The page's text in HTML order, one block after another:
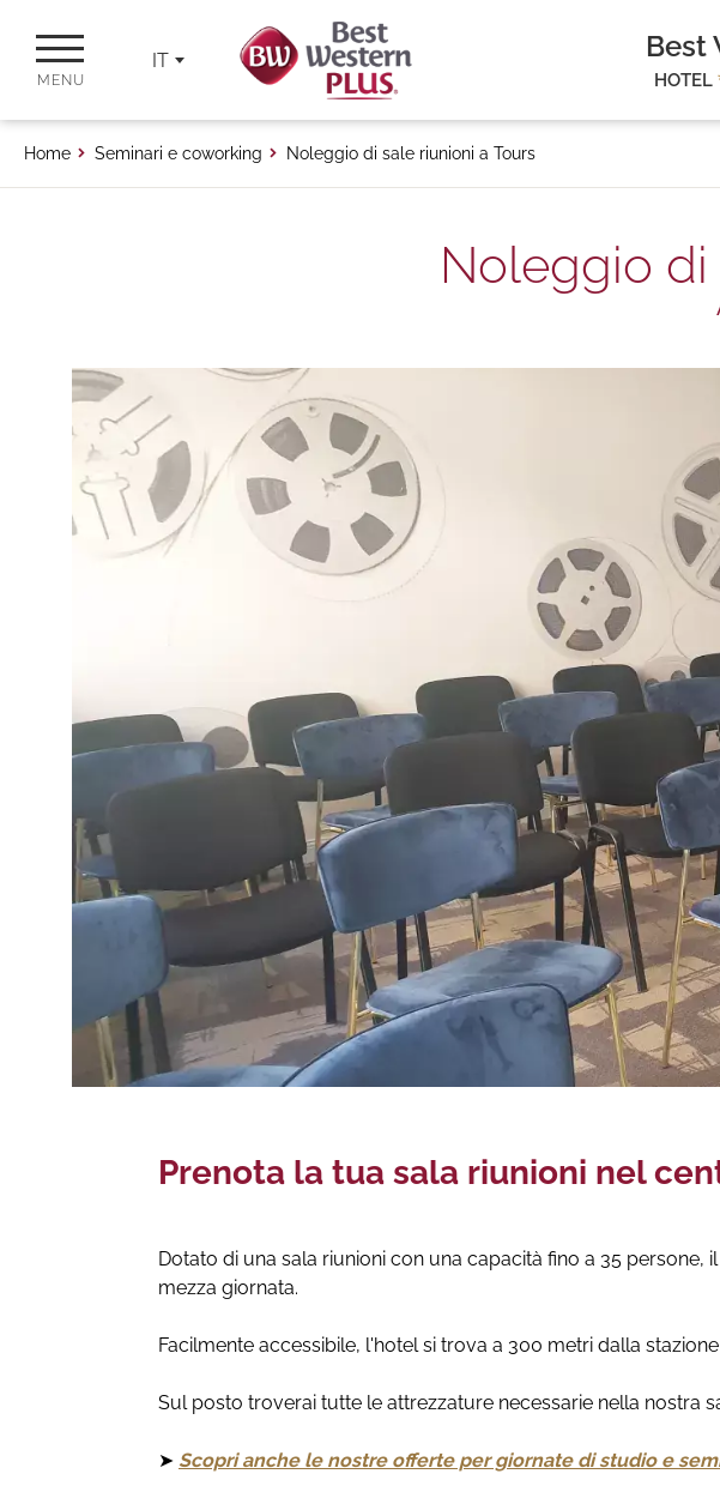
MENU
IT Best
HOTEL
Home Seminari e coworking Noleggio di sale riunioni a Tours
Noleggio di
Prenota la tua sala riunioni nel
Dotato di una sala riunioni con una capacità fino a 35
mezza giornata.
Facilmente accessibile, l'hotel si trova a 300 metri dalla
Sul posto troverai tutte le attrezzature necessarie nella nostra
➤ Scopri anche le nostre offerte per giornate di studio e